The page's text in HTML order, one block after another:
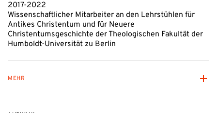
2017-2022
Wissenschaftlicher Mitarbeiter an den Lehrstühlen für
Antikes Christentum und für Neuere
Christentumsgeschichte der Theologischen Fakultät der
Humboldt-Universität zu Berlin
MEHR